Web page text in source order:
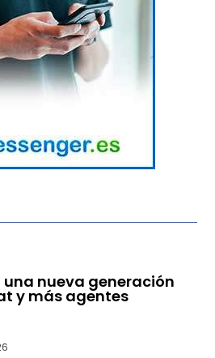
nueva generación
y más agentes